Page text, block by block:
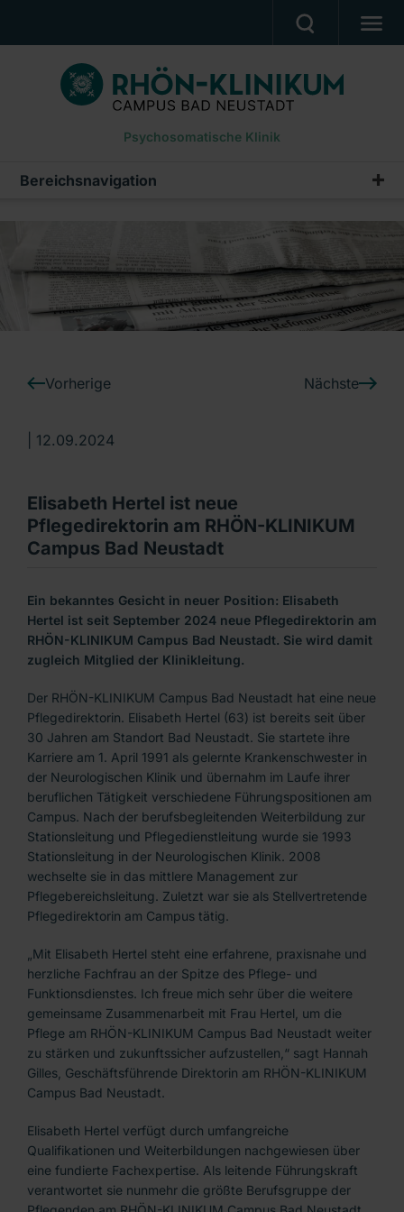
PATIENTEN UND ANGEHÖRIGE
BEHANDLUNGSANGEBOT
BERUF UND KARRIERE
PRESSE
Ein Unternehmen der RHÖN-KLINIKUM AG
Psychosomatische Klinik
Bereichsnavigation
Pressemeldungen
Vorherige Nächste
12.09.2024
Elisabeth Hertel ist neue
Pflegedirektorin am RHÖN-KLINIKUM
Campus Bad Neustadt
Ein bekanntes Gesicht in neuer Position: Elisabeth
Hertel ist seit September 2024 neue Pflegedirektorin am
RHÖN-KLINIKUM Campus Bad Neustadt. Sie wird damit
zugleich Mitglied der Klinikleitung.
Der RHÖN-KLINIKUM Campus Bad Neustadt hat eine neue
Pflegedirektorin. Elisabeth Hertel (63) ist bereits seit über
30 Jahren am Standort Bad Neustadt. Sie startete ihre
Karriere am 1. April 1991 als gelernte Krankenschwester in
der Neurologischen Klinik und übernahm im Laufe ihrer
beruflichen Tätigkeit verschiedene Führungspositionen am
Campus. Nach der berufsbegleitenden Weiterbildung zur
Stationsleitung und Pflegedienstleitung wurde sie 1993
Stationsleitung in der Neurologischen Klinik. 2008
wechselte sie in das mittlere Management zur
Pflegebereichsleitung. Zuletzt war sie als Stellvertretende
Pflegedirektorin am Campus tätig.
„Mit Elisabeth Hertel steht eine erfahrene, praxisnahe und
herzliche Fachfrau an der Spitze des Pflege- und
Funktionsdienstes. Ich freue mich sehr über die weitere
gemeinsame Zusammenarbeit mit Frau Hertel, um die
Pflege am RHÖN-KLINIKUM Campus Bad Neustadt weiter
zu stärken und zukunftssicher aufzustellen,“ sagt Hannah
Gilles, Geschäftsführende Direktorin am RHÖN-KLINIKUM
Campus Bad Neustadt.
Elisabeth Hertel verfügt durch umfangreiche
Qualifikationen und Weiterbildungen nachgewiesen über
eine fundierte Fachexpertise. Als leitende Führungskraft
verantwortet sie nunmehr die größte Berufsgruppe der